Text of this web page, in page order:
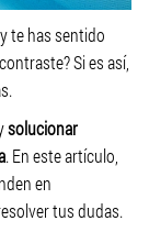
te has sentido
Si es así,
solucionar
. En este artículo,
en
tus dudas.